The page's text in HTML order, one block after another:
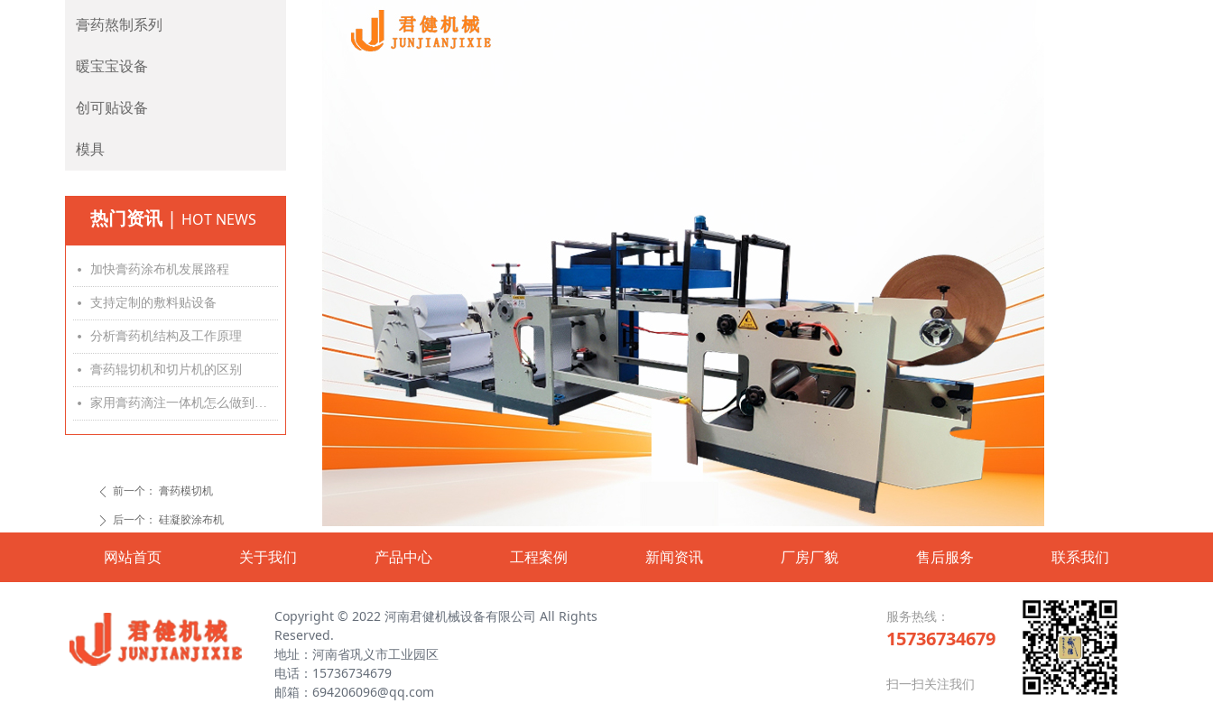
ꄴ 前一个： 膏药模切机
ꄲ 后一个： 硅凝胶涂布机
热门资讯 | HOT NEWS
넸 加快膏药涂布机发展路程
넸 支持定制的敷料贴设备
넸 分析膏药机结构及工作原理
넸 膏药辊切机和切片机的区别
넸 家用膏药滴注一体机怎么做到滴注精准
膏药熬制系列
暖宝宝设备
创可贴设备
模具
网站首页 关于我们 产品中心 工程案例 新闻资讯 厂房厂貌 售后服务 联系我们
Copyright © 2022 河南君健机械设备有限公司 All Rights
Reserved.
地址：河南省巩义市工业园区
电话：15736734679
邮箱：694206096@qq.com
服务热线：
15736734679
扫一扫关注我们